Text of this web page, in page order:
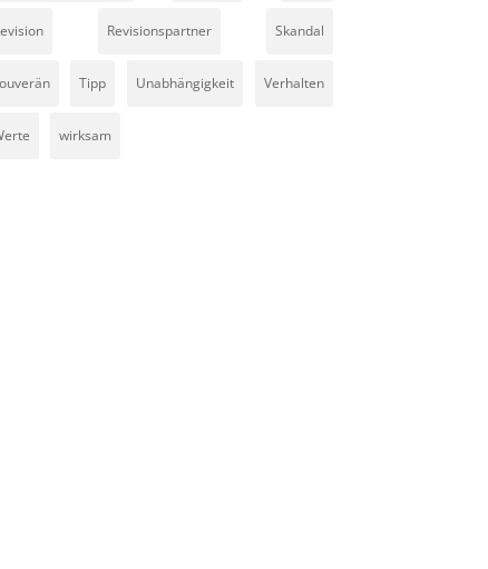
Revisionspartner Skandal
Tipp Unabhängigkeit Verhalten
wirksam